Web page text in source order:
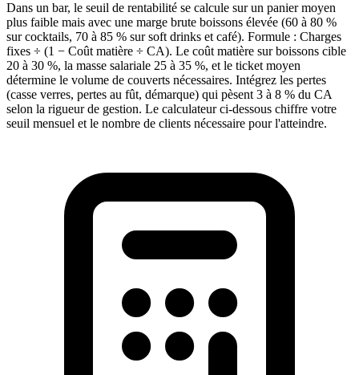
Dans un bar, le seuil de rentabilité se calcule sur un panier moyen
plus faible mais avec une marge brute boissons élevée (60 à 80 %
sur cocktails, 70 à 85 % sur soft drinks et café). Formule : Charges
fixes ÷ (1 − Coût matière ÷ CA). Le coût matière sur boissons cible
20 à 30 %, la masse salariale 25 à 35 %, et le ticket moyen
détermine le volume de couverts nécessaires. Intégrez les pertes
(casse verres, pertes au fût, démarque) qui pèsent 3 à 8 % du CA
selon la rigueur de gestion. Le calculateur ci-dessous chiffre votre
seuil mensuel et le nombre de clients nécessaire pour l'atteindre.